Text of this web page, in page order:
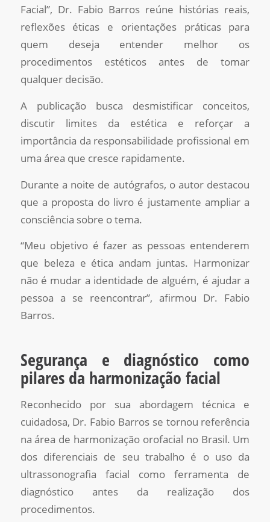
Facial”, Dr. Fabio Barros reúne histórias reais,
reflexões éticas e orientações práticas para
quem deseja entender melhor os
procedimentos estéticos antes de tomar
qualquer decisão.
A publicação busca desmistificar conceitos,
discutir limites da estética e reforçar a
importância da responsabilidade profissional em
uma área que cresce rapidamente.
Durante a noite de autógrafos, o autor destacou
que a proposta do livro é justamente ampliar a
consciência sobre o tema.
“Meu objetivo é fazer as pessoas entenderem
que beleza e ética andam juntas. Harmonizar
não é mudar a identidade de alguém, é ajudar a
pessoa a se reencontrar”, afirmou Dr. Fabio
Barros.
Segurança e diagnóstico como
pilares da harmonização facial
Reconhecido por sua abordagem técnica e
cuidadosa, Dr. Fabio Barros se tornou referência
na área de harmonização orofacial no Brasil. Um
dos diferenciais de seu trabalho é o uso da
ultrassonografia facial como ferramenta de
diagnóstico antes da realização dos
procedimentos.